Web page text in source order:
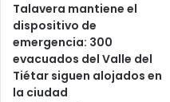
Talavera mantiene el
dispositivo de
emergencia: 300
evacuados del Valle del
Tiétar siguen alojados en
la ciudad